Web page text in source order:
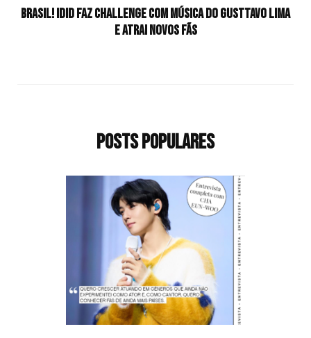
BRASIL! IDID faz challenge com música do Gusttavo Lima
e atrai novos fãs
Posts populares